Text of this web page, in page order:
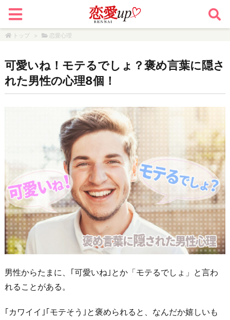
トップ > 恋愛心理
可愛いね！モテるでしょ？褒め言葉に隠さ
れた男性の心理8個！
男性からたまに、｢可愛いね｣とか「モテるでしょ」と言わ
れることがある。
｢カワイイ｣｢モテそう｣と褒められると、なんだか嬉しいも